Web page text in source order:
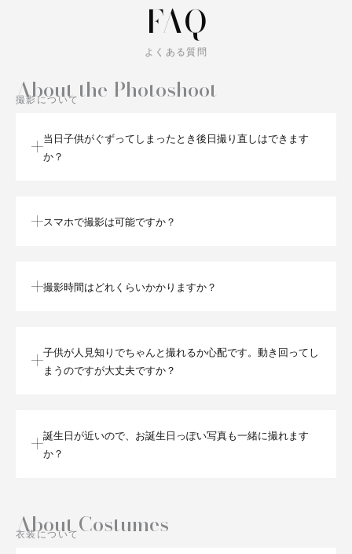
FAQ
よくある質問
About the Photoshoot
撮影について
当日子供がぐずってしまったとき後日撮り直しはできます
か？
スマホで撮影は可能ですか？
撮影時間はどれくらいかかりますか？
子供が人見知りでちゃんと撮れるか心配です。動き回ってし
まうのですが大丈夫ですか？
誕生日が近いので、お誕生日っぽい写真も一緒に撮れます
か？
About Costumes
衣装について